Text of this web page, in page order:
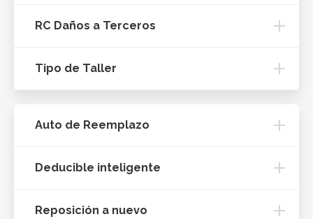
RC Daños a Terceros
Tipo de Taller
Auto de Reemplazo
Deducible inteligente
Reposición a nuevo